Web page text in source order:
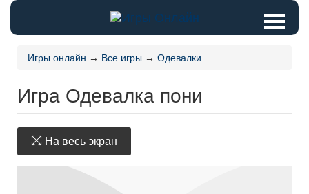
Игры онлайн → Все игры → Одевалки
Игра Одевалка пони
На весь экран